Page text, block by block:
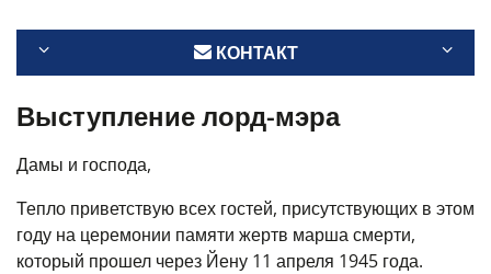
КОНТАКТ
Выступление лорд-мэра
Дамы и господа,
Тепло приветствую всех гостей, присутствующих в этом
году на церемонии памяти жертв марша смерти,
который прошел через Йену 11 апреля 1945 года.